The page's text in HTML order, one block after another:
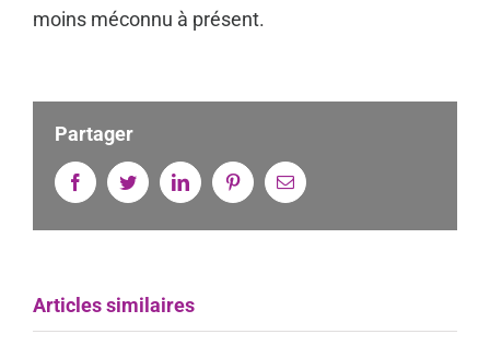
moins méconnu à présent.
Partager
FacebookTwitterLinkedin PinterestEmail
Articles similaires